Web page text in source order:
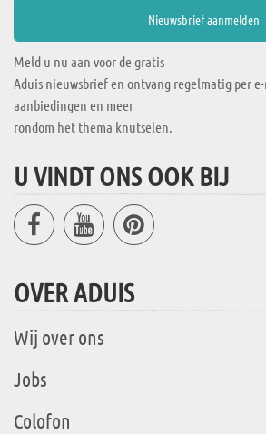
Meld u nu aan voor de gratis
Aduis nieuwsbrief en ontvang regelmatig per
aanbiedingen en meer
rondom het thema knutselen.
U VINDT ONS OOK BIJ
OVER ADUIS
Wij over ons
Jobs
Colofon